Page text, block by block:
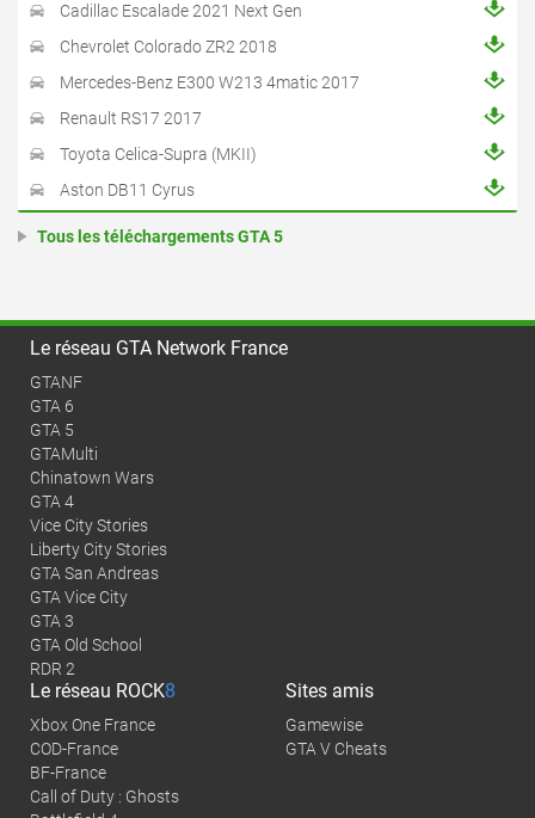
Cadillac Escalade 2021 Next Gen
Chevrolet Colorado ZR2 2018
Mercedes-Benz E300 W213 4matic 2017
Renault RS17 2017
Toyota Celica-Supra (MKII)
Aston DB11 Cyrus
Tous les téléchargements GTA 5
Le réseau GTA Network France
GTANF
GTA 6
GTA 5
GTAMulti
Chinatown Wars
GTA 4
Vice City Stories
Liberty City Stories
GTA San Andreas
GTA Vice City
GTA 3
GTA Old School
RDR 2
Le réseau ROCK8
Xbox One France
COD-France
BF-France
Call of Duty : Ghosts
Sites amis
Gamewise
GTA V Cheats